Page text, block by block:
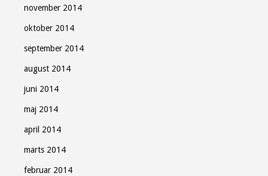
november 2014
oktober 2014
september 2014
august 2014
juni 2014
maj 2014
april 2014
marts 2014
februar 2014